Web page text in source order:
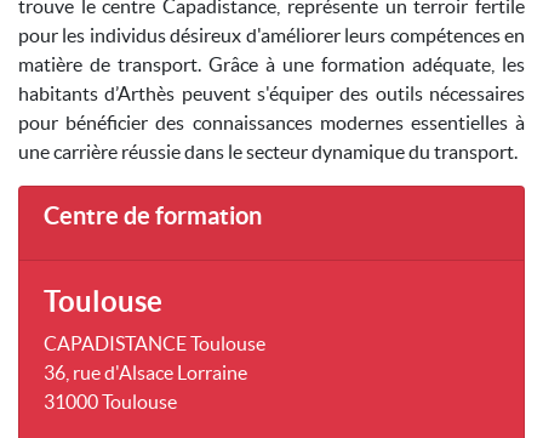
trouve le centre Capadistance, représente un terroir fertile
pour les individus désireux d'améliorer leurs compétences en
matière de transport. Grâce à une formation adéquate, les
habitants d’Arthès peuvent s'équiper des outils nécessaires
pour bénéficier des connaissances modernes essentielles à
une carrière réussie dans le secteur dynamique du transport.
Centre de formation
Toulouse
CAPADISTANCE Toulouse
36, rue d'Alsace Lorraine
31000 Toulouse